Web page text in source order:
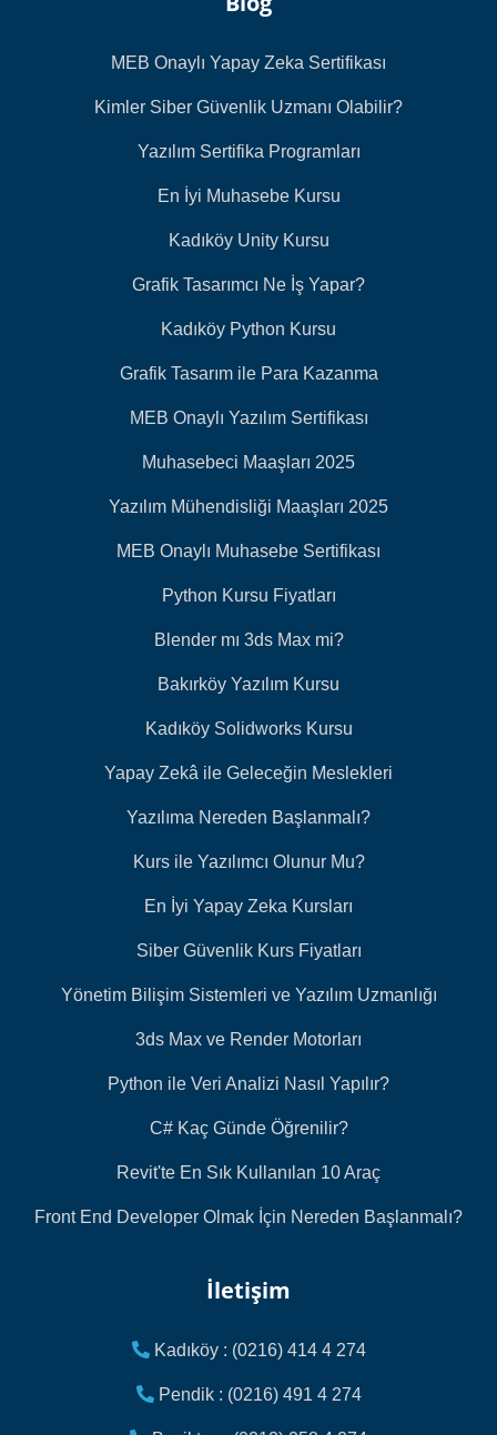
MEB Onaylı Yapay Zeka Sertifikası
Kimler Siber Güvenlik Uzmanı Olabilir?
Yazılım Sertifika Programları
En İyi Muhasebe Kursu
Kadıköy Unity Kursu
Grafik Tasarımcı Ne İş Yapar?
Kadıköy Python Kursu
Grafik Tasarım ile Para Kazanma
MEB Onaylı Yazılım Sertifikası
Muhasebeci Maaşları 2025
Yazılım Mühendisliği Maaşları 2025
MEB Onaylı Muhasebe Sertifikası
Python Kursu Fiyatları
Blender mı 3ds Max mi?
Bakırköy Yazılım Kursu
Kadıköy Solidworks Kursu
Yapay Zekâ ile Geleceğin Meslekleri
Yazılıma Nereden Başlanmalı?
Kurs ile Yazılımcı Olunur Mu?
En İyi Yapay Zeka Kursları
Siber Güvenlik Kurs Fiyatları
Yönetim Bilişim Sistemleri ve Yazılım Uzmanlığı
3ds Max ve Render Motorları
Python ile Veri Analizi Nasıl Yapılır?
C# Kaç Günde Öğrenilir?
Revit'te En Sık Kullanılan 10 Araç
Front End Developer Olmak İçin Nereden Başlanmalı?
İletişim
Kadıköy : (0216) 414 4 274
Pendik : (0216) 491 4 274